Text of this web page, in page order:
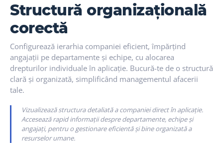
Structură organizațională
corectă
Configurează ierarhia companiei eficient, împărțind
angajații pe departamente și echipe, cu alocarea
drepturilor individuale în aplicație. Bucură-te de o structură
clară și organizată, simplificând managementul afacerii
tale.
Vizualizează structura detaliată a companiei direct în aplicație.
Accesează rapid informații despre departamente, echipe și
angajați, pentru o gestionare eficientă și bine organizată a
resurselor umane.